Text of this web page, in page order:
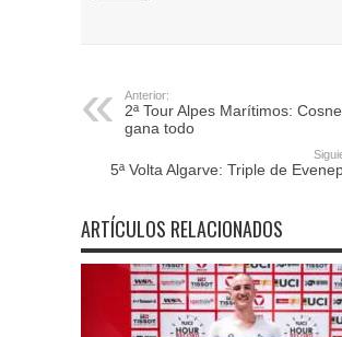
Anterior:
2ª Tour Alpes Marítimos:
gana todo
5ª Volta Algarve: Triple de
ARTÍCULOS RELACIONADOS